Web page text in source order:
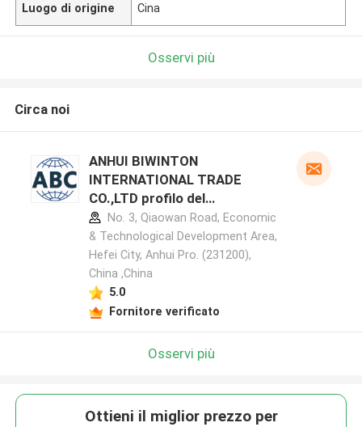
Luogo di origine Cina
Osservi più
Circa noi
ANHUI BIWINTON
INTERNATIONAL TRADE
CO.,LTD profilo del
produttore
No. 3, Qiaowan Road, Economic
& Technological Development Area,
Hefei City, Anhui Pro. (231200),
China ,China
5.0
Fornitore verificato
Osservi più
Ottieni il miglior prezzo per